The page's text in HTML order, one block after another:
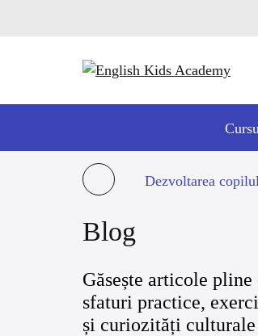
Dezvoltarea
Blog
Găsește articole pline
sfaturi practice,
și curiozități culturale